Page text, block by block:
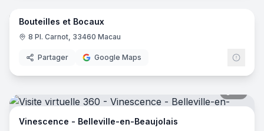
Bouteilles et Bocaux
8 Pl. Carnot, 33460 Macau
Partager Google Maps
Vinescence - Belleville-en-Beaujolais